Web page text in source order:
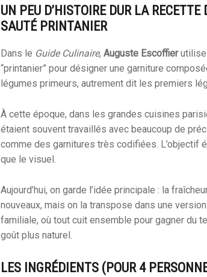
UN PEU D’HISTOIRE DUR LA RECETTE
SAUTÉ PRINTANIER
Dans le Guide Culinaire,Auguste Escoffierutilise
“printanier” pour désigner une garniture
légumes primeurs, autrement dit les premiers
À cette époque, dans les grandes cuisines
étaient souvent travaillés avec beaucoup de
comme des garnitures très codifiées. L’objectif
que le visuel.
Aujourd’hui, on garde l’idée principale : la
nouveaux, mais on la transpose dans une
familiale, où tout cuit ensemble pour gagner du
goût plus naturel.
LES INGRÉDIENTS (POUR 4